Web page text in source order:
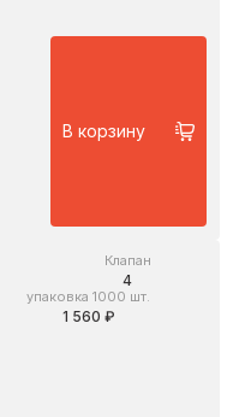
В корзину
Клапан
4
упаковка 1000 шт.
1 560 ₽